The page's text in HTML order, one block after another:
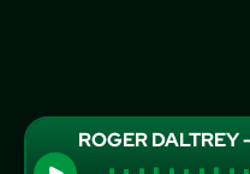
ROGER DALTREY